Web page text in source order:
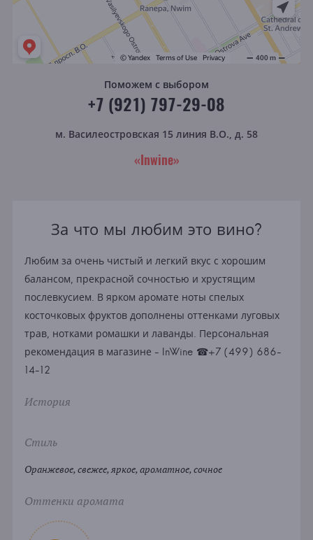
Поможем с выбором
+7 (921) 797-29-08
м. Василеостровская 15 линия В.О., д. 58
«Inwine»
За что мы любим это вино?
Любим за очень чистый и легкий вкус с хорошим
балансом, прекрасной сочностью и хрустящим
послевкусием. В ярком аромате ноты спелых
косточковых фруктов дополнены оттенками луговых
трав, нотками ромашки и лаванды. Персональная
рекомендация в магазине - InWine ☎+7 (499) 686-
14-12
История
Стиль
Оранжевое, свежее, яркое, ароматное, сочное
Оттенки аромата